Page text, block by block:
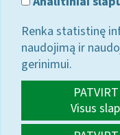
Renka statistinę
naudojimą ir
gerinimui.
Visus